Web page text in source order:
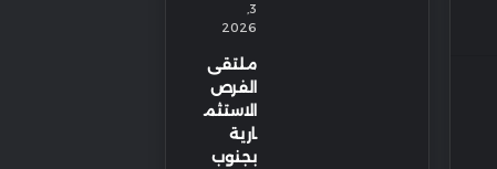
3,
2026
ملتقى
الفرص
الاستثم
ارية
بجنوب